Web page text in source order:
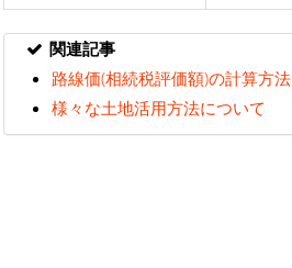
関連記事
路線価(相続税評価額)の計算方法
様々な土地活用方法について